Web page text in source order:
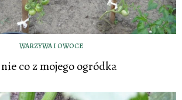
WARZYWA I OWOCE
co z mojego ogródka